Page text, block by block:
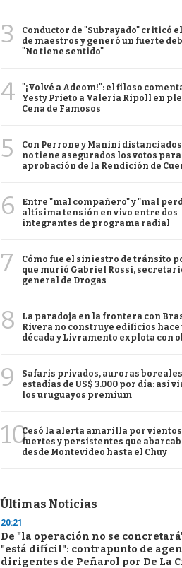
3
Conductor de "Subrayado" criticó
de maestros y generó un fuerte
"No tiene sentido"
4
"¡Volvé a Adeom!": el filoso
Yesty Prieto a Valeria Ripoll en
Cena de Famosos
5
Con Perrone y Manini
no tiene asegurados los votos para
aprobación de la Rendición de
6
Entre "mal compañero" y "mal
altísima tensión en vivo entre dos
integrantes de programa radial
7
Cómo fue el siniestro de tránsito
que murió Gabriel Rossi,
general de Drogas
8
La paradoja en la frontera con
Rivera no construye edificios hace
década y Livramento explota con
9
Safaris privados, auroras
estadías de US$ 3.000 por día: así
los uruguayos premium
10Cesó la alerta amarilla por vientos
fuertes y persistentes que
desde Montevideo hasta el Chuy
Últimas Noticias
20:21
De "la operación no se
"está difícil": contrapunto de
dirigentes de Peñarol por De La